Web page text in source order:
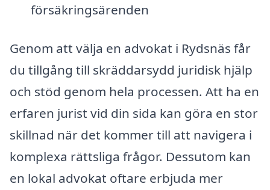
försäkringsärenden
Genom att välja en advokat i Rydsnäs får
du tillgång till skräddarsydd juridisk hjälp
och stöd genom hela processen. Att ha en
erfaren jurist vid din sida kan göra en stor
skillnad när det kommer till att navigera i
komplexa rättsliga frågor. Dessutom kan
en lokal advokat oftare erbjuda mer